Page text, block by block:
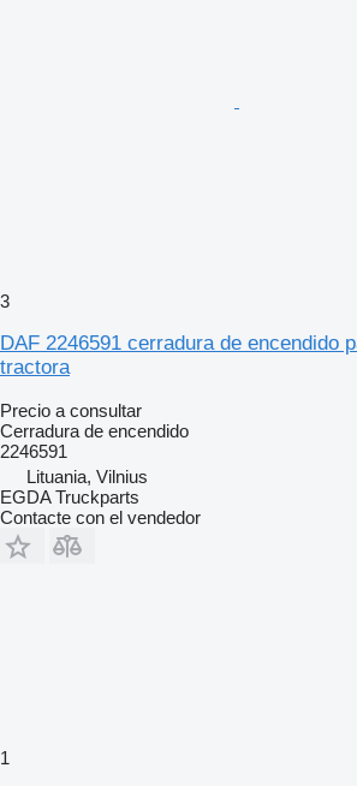
3
DAF 2246591 cerradura de encendido
tractora
Precio a consultar
Cerradura de encendido
2246591
Lituania, Vilnius
EGDA Truckparts
Contacte con el vendedor
1